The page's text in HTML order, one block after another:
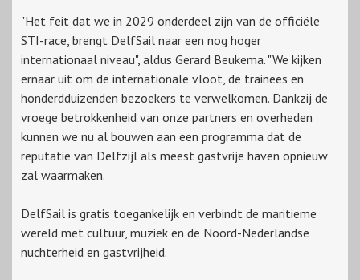
"Het feit dat we in 2029 onderdeel zijn van de officiële
STI-race, brengt DelfSail naar een nog hoger
internationaal niveau", aldus Gerard Beukema. "We kijken
ernaar uit om de internationale vloot, de trainees en
honderdduizenden bezoekers te verwelkomen. Dankzij de
vroege betrokkenheid van onze partners en overheden
kunnen we nu al bouwen aan een programma dat de
reputatie van Delfzijl als meest gastvrije haven opnieuw
zal waarmaken.
DelfSail is gratis toegankelijk en verbindt de maritieme
wereld met cultuur, muziek en de Noord-Nederlandse
nuchterheid en gastvrijheid.